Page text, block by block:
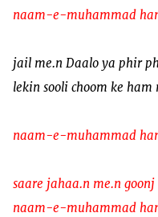
naam-e-muhammad
jail me.n Daalo ya phir
lekin sooli choom ke ham
naam-e-muhammad
saare jahaa.n me.n
naam-e-muhammad